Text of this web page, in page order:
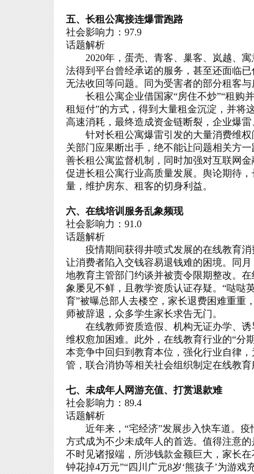
五、长租公寓接连爆雷跑路
社会影响力：97.9
话题解析
2020年，蛋壳、青客、巢客、岚越、
法得到平台曾经承诺的服务，甚至还面临
无法收回等问题。同为受害者的部分租客
长租公寓企业借国家“房住不炒”“租购并
租短付”的方式，得到大量租金沉淀，并将
高速消耗，最终造成资金链断裂，企业爆雷
针对长租公寓爆雷引发的大量消费维权
关部门应果断出手，绝不能让问题相关方
善长租公寓监督机制，同时加强对互联网
促进长租公寓行业高质量发展。舆论期待
量，维护房东、租客的切身利益。
六、在线培训服务乱象频现
社会影响力：91.0
话题解析
疫情期间获得井喷式发展的在线教育消
让消费者陷入交钱容易退钱难的困境。同
地教育主管部门约谈并被责令限期整改。
象屡见不鲜，且教学资质认证存疑。“哒哒
育”被曝总部人去楼空，家长退费困难重重
师被辞退，众多学生家长求告无门。
在线教师资质造假、机构无证办学、诱
维权愈加困难。此外，在线教育行业的“分
本竞争中回归到教育本位，强化行业自律
管，联合消协等相关社会组织制定在线教
七、未成年人网游充值、打赏退款难
社会影响力：89.4
话题解析
近年来，“宅经济”发展步入快车道。疫
方式成为不少未成年人的首选。值得注意
不时见诸报端，所涉钱款金额巨大，家长
钟花掉4万元”“四川广元8岁‘熊孩子’为游戏